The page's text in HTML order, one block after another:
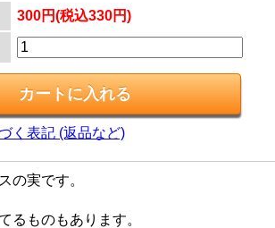
300円(税込330円)
く表記 (返品など)
の実です。
るものもあります。